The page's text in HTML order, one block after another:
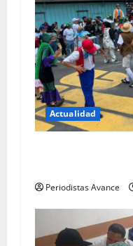
Actualidad
Periodistas Avance